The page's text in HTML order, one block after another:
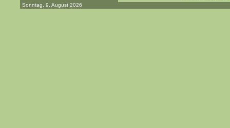
Sonntag, 9. August 2026